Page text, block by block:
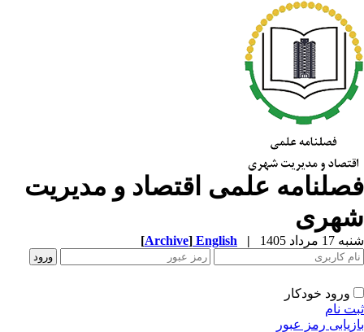
علمی اقتصاد و مدیریت
مرداد 1405 |
English
[Archive]
ورود خودکار
نام
رمز عبور